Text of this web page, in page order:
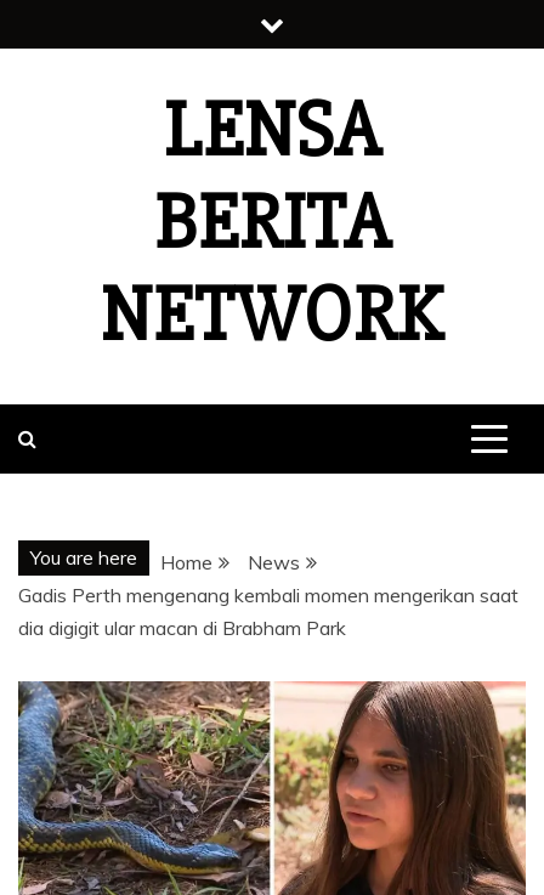
to
LENSA
BERITA
NETWORK
You are here Home
News
Gadis Perth mengenang kembali momen mengerikan saat
dia digigit ular macan di Brabham Park